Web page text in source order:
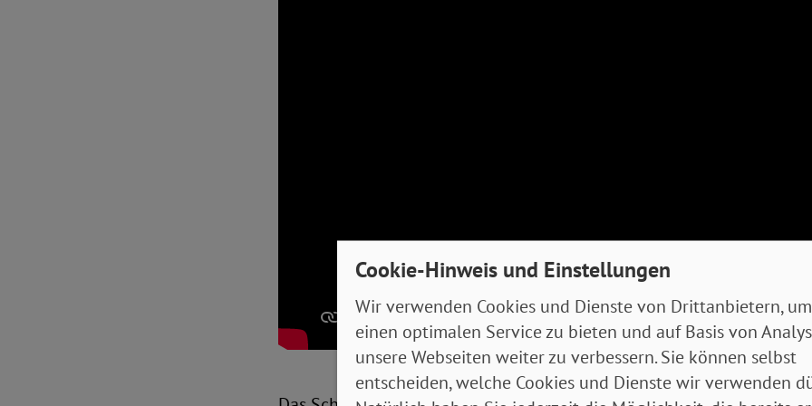
Cookie-Hinweis und Einstellungen
Wir verwenden Cookies und Dienste von Drittanbietern,
einen optimalen Service zu bieten und auf Basis von
unsere Webseiten weiter zu verbessern. Sie können selbst
entscheiden, welche Cookies und Dienste wir verwenden